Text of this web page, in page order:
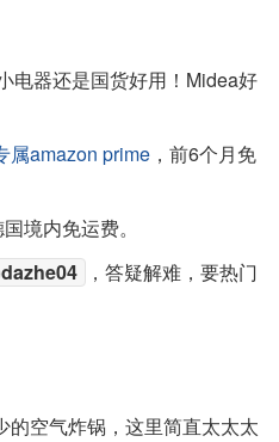
电器还是国货好用！Midea好
属amazon prime ，前6个月免
境内免运费。
，答疑解难，要热门
的空气炸锅，这里简直太太太